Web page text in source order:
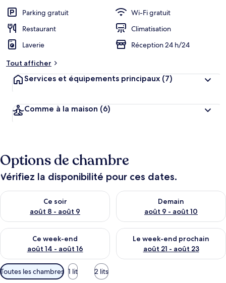
Parking gratuit
Wi-Fi gratuit
Restaurant
Climatisation
Laverie
Réception 24 h/24
Tout afficher
Services et équipements principaux (7)
Comme à la maison (6)
Options de chambre
Vérifiez la disponibilité pour ces dates.
Ce soir
août 8 - août 9
Vérifier la disponibilité pour ce soir août 8 - août 9
Demain
août 9 - août 10
Vérifier la disponibilité pour
Ce week-end
août 14 - août 16
Vérifier la disponibilité pour ce week-end août 14 - août 16
Le week-end prochain
août 21 - août 23
Vérifier la disponibilité pour
Filtres
disponibles
Toutes les chambres 1 lit 2 lits